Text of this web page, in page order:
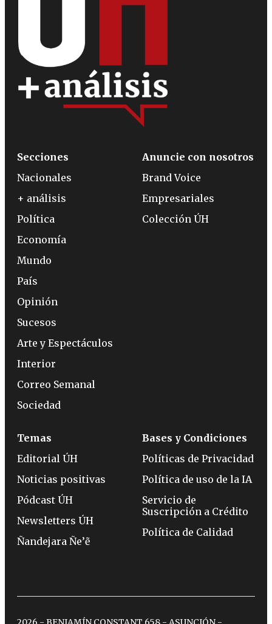
Secciones
Nacionales
+ análisis
Política
Economía
Mundo
País
Opinión
Sucesos
Arte y Espectáculos
Interior
Correo Semanal
Sociedad
Anuncie con nosotros
Brand Voice
Empresariales
Colección ÚH
Temas
Editorial ÚH
Noticias positivas
Pódcast ÚH
Newsletters ÚH
Ñandejara Ñe’ẽ
Bases y Condiciones
Políticas de Privacidad
Política de uso de la IA
Servicio de
Suscripción a Crédito
Política de Calidad